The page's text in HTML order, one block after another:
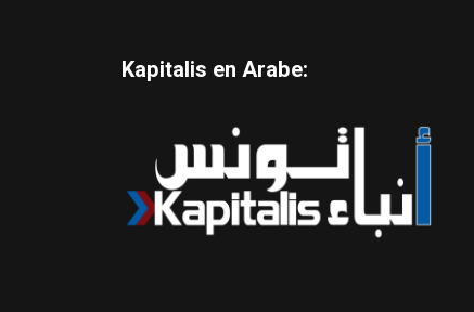
Kapitalis en Arabe: